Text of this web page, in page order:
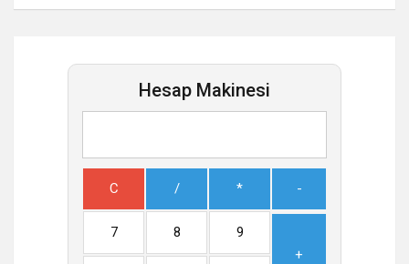
Hesap Makinesi
C / * -
7 8
9
+